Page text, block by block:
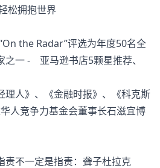
松拥抱世界
the Radar”评选为年度50名全
之一 - 亚马逊书店5颗星推荐、
理人》、《金融时报》、《科克斯
人竞争力基金会董事长石滋宜博
不一定是指责：聋子杜拉克